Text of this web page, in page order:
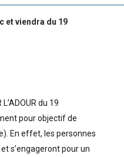
et viendra du 19
du 19
pour objectif de
En effet, les personnes
s’engageront pour un